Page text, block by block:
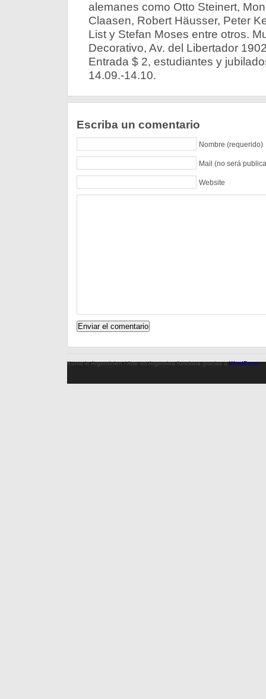
alemanes como Otto Steinert,
Claasen, Robert Häusser, Peter
List y Stefan Moses entre otros.
Decorativo, Av. del Libertador
Entrada $ 2, estudiantes y
14.09.-14.10.
Escriba un comentario
Nombre (requerido)
Mail (no será
Website
Kunst in Argentinien / Arte en Argentina funciona gracias aWordPress